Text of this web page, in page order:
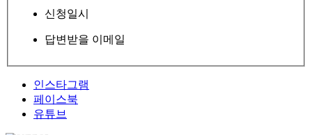
신청일시
답변받을 이메일
인스타그램
페이스북
유튜브